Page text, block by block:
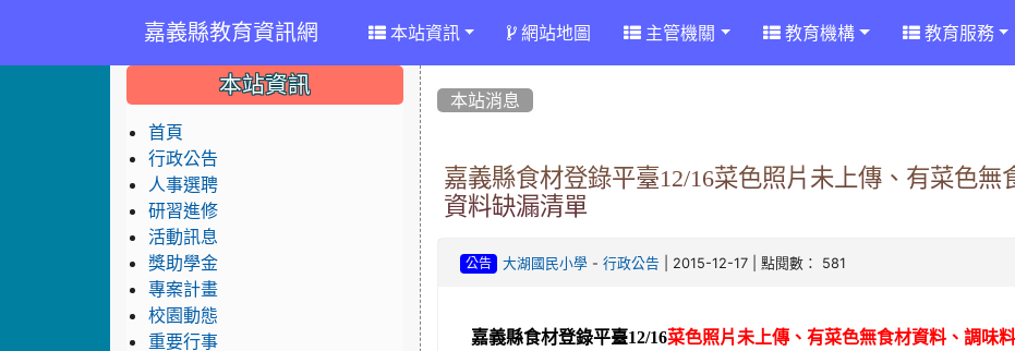
嘉義縣教育資訊網 本站資訊 網站地圖 主管機關 教育機構 教育服務
本站消息
嘉義縣食材登錄平臺12/16菜色照片未上傳、有菜色
資料缺漏清單
公告 大湖國民小學 - 行政公告 | 2015-12-17 | 點閱數： 581
嘉義縣食材登錄平臺12/16菜色照片未上傳、有菜色無食材資料、調味
::: 本站資訊
首頁
行政公告
人事選聘
研習進修
活動訊息
獎助學金
專案計畫
校園動態
重要行事